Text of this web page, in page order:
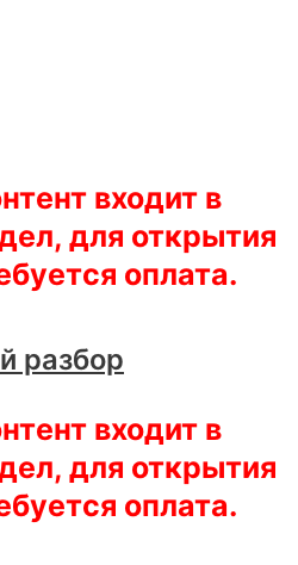
входит в
для открытия
оплата.
разбор
входит в
для открытия
оплата.